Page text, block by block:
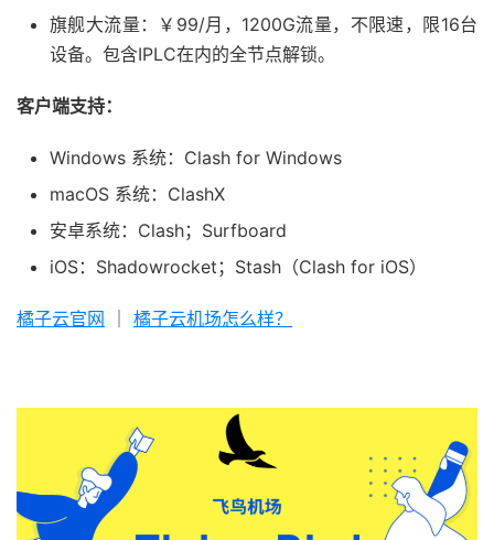
旗舰大流量：￥99/月，1200G流量，不限速，限16台
设备。包含IPLC在内的全节点解锁。
客户端支持：
Windows 系统：Clash for Windows
macOS 系统：ClashX
安卓系统：Clash；Surfboard
iOS：Shadowrocket；Stash（Clash for iOS）
橘子云官网 橘子云机场怎么样？